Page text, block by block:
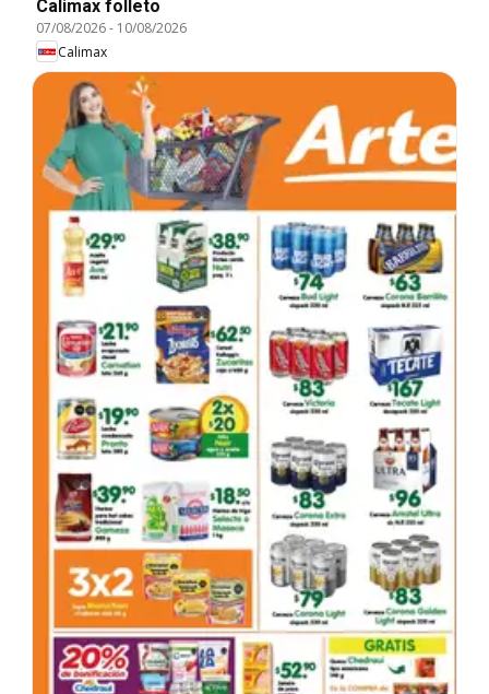
Calimax folleto
07/08/2026- 10/08/2026
Calimax